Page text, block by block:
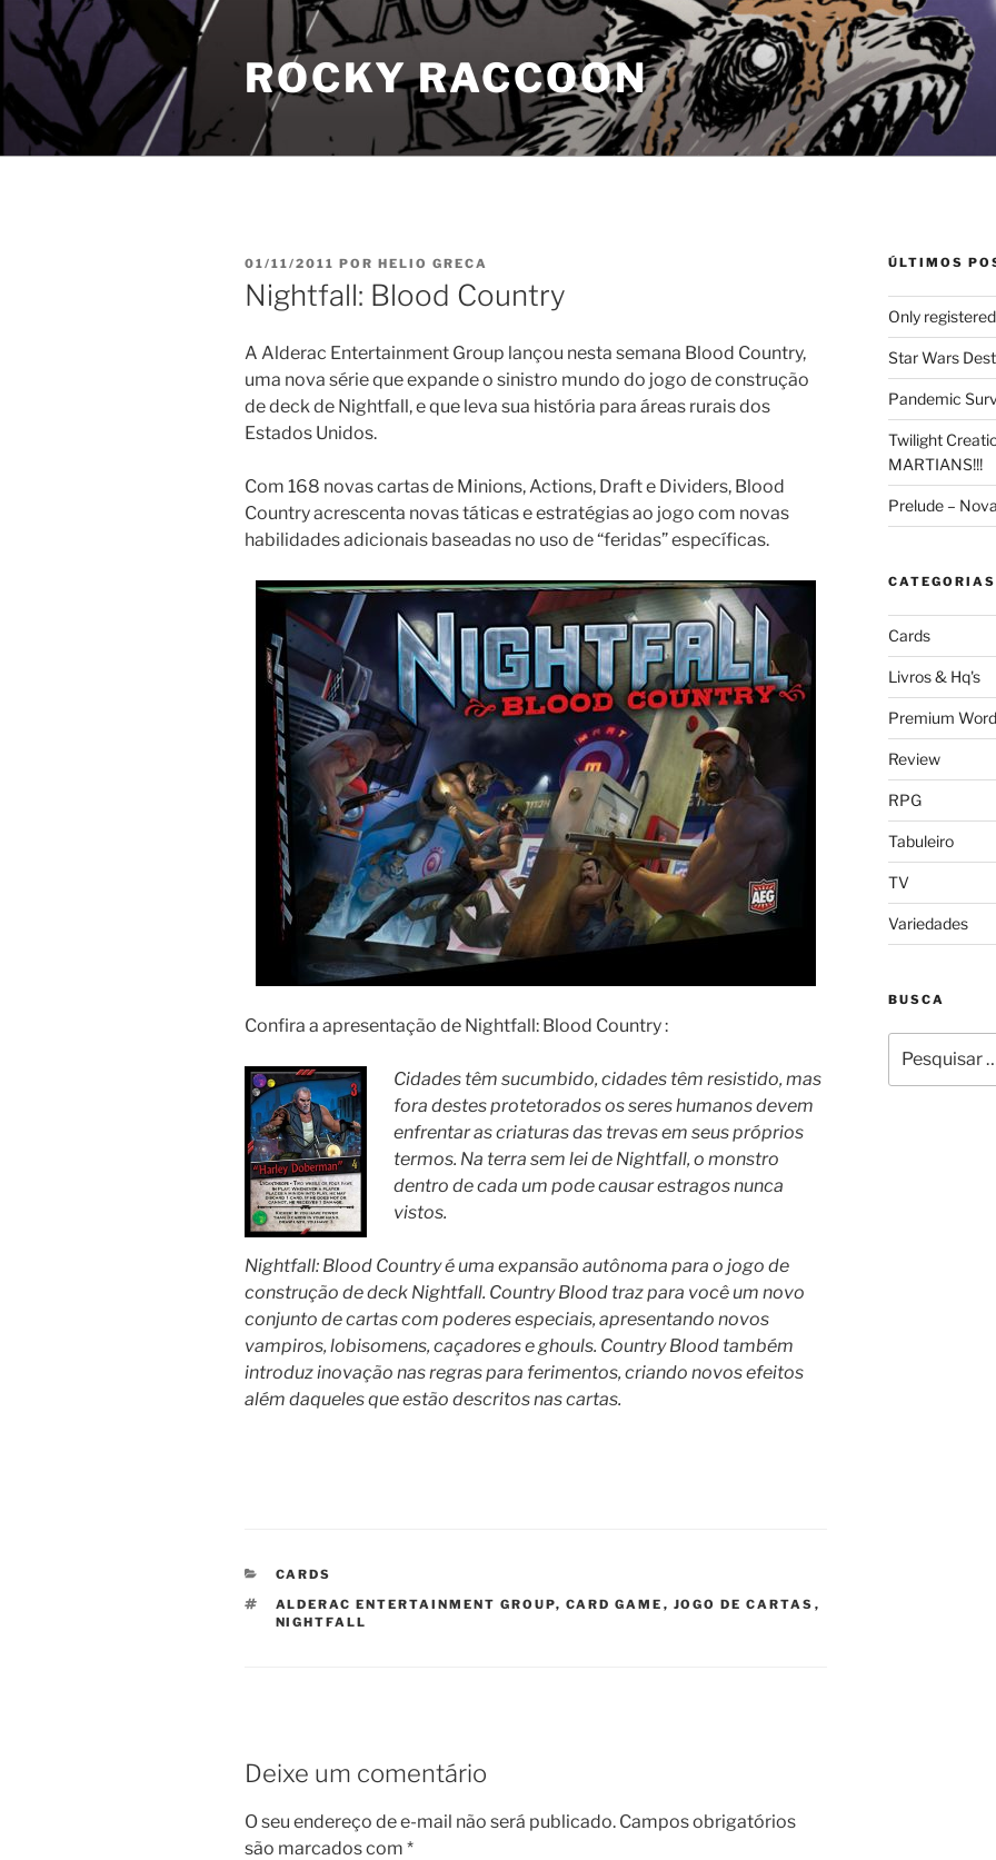
Pular
para
conteúdo
ROCKY RACCOON
PUBLICADO
EM
01/11/2011 POR HELIO GRECA
Nightfall: Blood Country
A Alderac Entertainment Group lançou nesta semana Blood Country,
uma nova série que expande o sinistro mundo do jogo de construção
de deck de Nightfall, e que leva sua história para áreas rurais dos
Estados Unidos.
Com 168 novas cartas de Minions, Actions, Draft e Dividers, Blood
Country acrescenta novas táticas e estratégias ao jogo com novas
habilidades adicionais baseadas no uso de “feridas” específicas.
Confira a apresentação de Nightfall: Blood Country :
Cidades têm sucumbido, cidades têm resistido, mas
fora destes protetorados os seres humanos devem
enfrentar as criaturas das trevas em seus próprios
termos. Na terra sem lei de Nightfall, o monstro
dentro de cada um pode causar estragos nunca
vistos.
Nightfall: Blood Country é uma expansão autônoma para o jogo de
construção de deck Nightfall. Country Blood traz para você um novo
conjunto de cartas com poderes especiais, apresentando novos
vampiros, lobisomens, caçadores e ghouls. Country Blood também
introduz inovação nas regras para ferimentos, criando novos efeitos
além daqueles que estão descritos nas cartas.
CATEGORIAS
CARDS
TAGS
ALDERAC ENTERTAINMENT GROUP, CARD GAME , JOGO DE CARTAS ,
NIGHTFALL
Deixe um comentário
O seu endereço de e-mail não será publicado. Campos obrigatórios
são marcados com *
ÚLTIMOS
Only
Star Wars
Pandemic
Twilight
MARTIANS!!!
Prelude –
CATEGORIAS
Cards
Livros & Hq's
Premium
Review
RPG
Tabuleiro
TV
Variedades
BUSCA
por: